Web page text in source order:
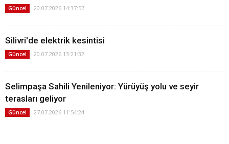
Güncel 20.07.2026 14:37:57
Silivri'de elektrik kesintisi
Güncel 20.07.2026 13:21:32
Selimpaşa Sahili Yenileniyor: Yürüyüş yolu ve seyir
terasları geliyor
Güncel 27.07.2026 11:54:24